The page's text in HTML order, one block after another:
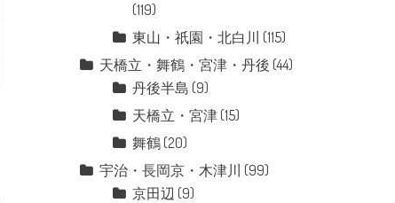
(119)
東山・祇園・北白川 (115)
天橋立・舞鶴・宮津・丹後 (44)
丹後半島 (9)
天橋立・宮津 (15)
舞鶴 (20)
宇治・長岡京・木津川 (99)
京田辺 (9)